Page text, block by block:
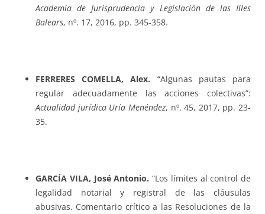
Academia de Jurisprudencia y Legislación de las Illes
Balears, nº. 17, 2016, pp. 345-358.
FERRERES COMELLA, Alex. “Algunas pautas para
regular adecuadamente las acciones colectivas”:
Actualidad jurídica Uría Menéndez, nº. 45, 2017, pp. 23-
35.
GARCÍA VILA, José Antonio. “Los límites al control de
legalidad notarial y registral de las cláusulas
abusivas. Comentario crítico a las Resoluciones de la